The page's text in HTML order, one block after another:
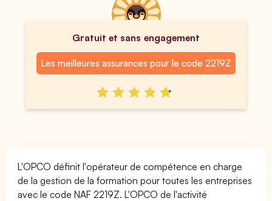
Gratuit et sans engagement
Les meilleures assurances pour le code 2219Z
L'OPCO définit l'opérateur de compétence en charge
de la gestion de la formation pour toutes les entreprises
avec le code NAF 2219Z. L'OPCO de l'activité